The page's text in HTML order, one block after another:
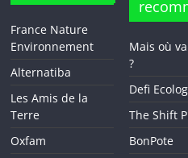
France Nature
Environnement
Alternatiba
Les Amis de la
Terre
Oxfam
Mais où
?
Defi
The Shift
BonPote